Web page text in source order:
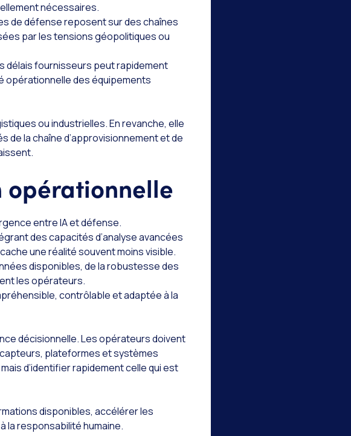
nécessaires.
de défense reposent sur des chaînes
par les tensions géopolitiques ou
délais fournisseurs peut rapidement
opérationnelle des équipements
ou industrielles. En revanche, elle
de la chaîne d’approvisionnement et de
opérationnelle
entre IA et défense.
des capacités d’analyse avancées
une réalité souvent moins visible.
disponibles, de la robustesse des
les opérateurs.
contrôlable et adaptée à la
décisionnelle. Les opérateurs doivent
plateformes et systèmes
d’identifier rapidement celle qui est
disponibles, accélérer les
la responsabilité humaine.